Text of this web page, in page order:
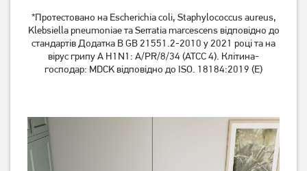
Очищувач повітря Philips
AC0820/10
Очищувач повітря Philips
*Протестовано на Escherichia coli, Staphylococcus aureus,
Klebsiella pneumoniae та Serratia marcescens відповідно до
стандартів Додатка B GB 21551.2-2010 у 2021 році та на
вірус грипу A H1N1: A/PR/8/34 (ATCC 4). Клітина-
господар: MDCK відповідно до ISO. 18184:2019 (Е)